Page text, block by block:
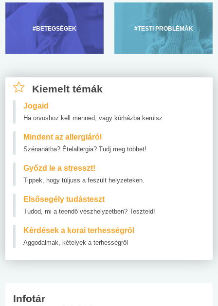
#BETEGSÉGEK #TESTI PROBLÉMÁK
Kiemelt témák
Jogaid
Ha orvoshoz kell menned, vagy kórházba kerülsz
Mindent az allergiáról
Szénanátha? Ételallergia? Tudj meg többet!
Győzd le a stresszt!
Tippek, hogy túljuss a feszült helyzeteken.
Elsősegély tudásteszt
Tudod, mi a teendő vészhelyzetben? Teszteld!
Kérdések a korai terhességről
Aggodalmak, kételyek a terhességről
Infotár